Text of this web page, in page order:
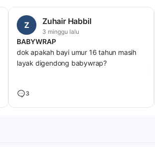
Z Zuhair Habbil
3 minggu lalu
BABYWRAP
dok apakah bayi umur 16 tahun masih
layak digendong babywrap?
3